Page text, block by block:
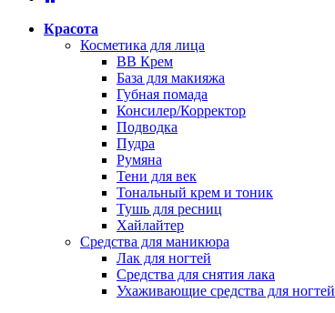
Красота
Косметика для лица
BB Крем
База для макияжа
Губная помада
Консилер/Корректор
Подводка
Пудра
Румяна
Тени для век
Тональный крем и тоник
Тушь для ресниц
Хайлайтер
Средства для маникюра
Лак для ногтей
Средства для снятия лака
Ухаживающие средства для ногтей